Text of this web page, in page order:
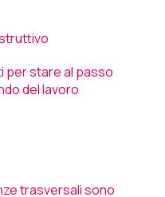
per stare al passo
del lavoro
trasversali sono